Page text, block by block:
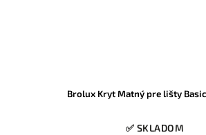
Brolux Kryt Matný pre lišty
✅ SKLADOM